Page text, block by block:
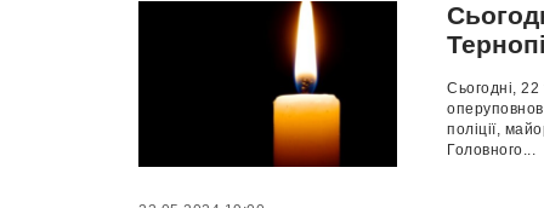
Сьогодні,
поліції,
Головного...